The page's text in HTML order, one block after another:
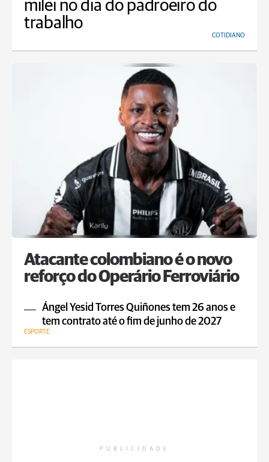
milei no dia do padroeiro do
trabalho
COTIDIANO
Atacante colombiano é o novo
reforço do Operário Ferroviário
Ángel Yesid Torres Quiñones tem 26 anos e
tem contrato até o fim de junho de 2027
ESPORTE
PUBLICIDADE